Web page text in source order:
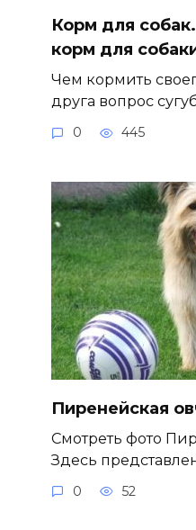
Корм для
корм для
Чем кормить
друга вопрос
0 445
Пиренейская
Смотреть фото
Здесь
0 52